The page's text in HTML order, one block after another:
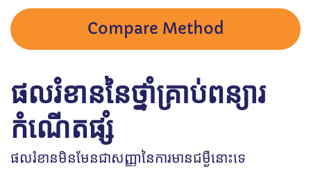
Compare Method
ផលរំខាននៃថ្នាំគ្រាប់ពន្យារ
កំណើតផ្សំ
ផលរំខានមិនមែនជាសញ្ញានៃការមានជម្ងឺនោះទេ